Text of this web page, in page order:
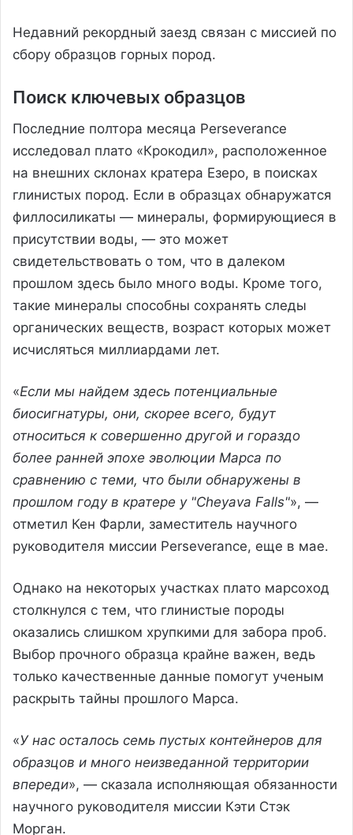
Недавний рекордный заезд связан с миссией по
сбору образцов горных пород.
Поиск ключевых образцов
Последние полтора месяца Perseverance
исследовал плато «Крокодил», расположенное
на внешних склонах кратера Езеро, в поисках
глинистых пород. Если в образцах обнаружатся
филлосиликаты — минералы, формирующиеся в
присутствии воды, — это может
свидетельствовать о том, что в далеком
прошлом здесь было много воды. Кроме того,
такие минералы способны сохранять следы
органических веществ, возраст которых может
исчисляться миллиардами лет.
«Если мы найдем здесь потенциальные
биосигнатуры, они, скорее всего, будут
относиться к совершенно другой и гораздо
более ранней эпохе эволюции Марса по
сравнению с теми, что были обнаружены в
прошлом году в кратере у "Cheyava Falls"», —
отметил Кен Фарли, заместитель научного
руководителя миссии Perseverance, еще в мае.
Однако на некоторых участках плато марсоход
столкнулся с тем, что глинистые породы
оказались слишком хрупкими для забора проб.
Выбор прочного образца крайне важен, ведь
только качественные данные помогут ученым
раскрыть тайны прошлого Марса.
«У нас осталось семь пустых контейнеров для
образцов и много неизведанной территории
впереди», — сказала исполняющая обязанности
научного руководителя миссии Кэти Стэк
Морган.